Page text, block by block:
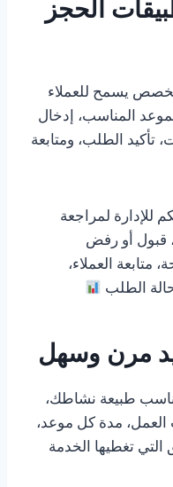
الحجز
يسمح للعملاء
المناسب، إدخال
تأكيد الطلب، ومتابعة
للإدارة لمراجعة
قبول أو رفض
متابعة العملاء،
الطلب
مرن وسهل
طبيعة نشاطك،
العمل، مدة كل موعد،
التي تغطيها الخدمة